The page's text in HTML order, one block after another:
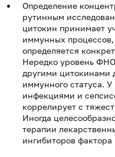
Определение
рутинным
цитокин принимает
иммунных процессов,
определяется
Нередко уровень
другими цитокинами
иммунного статуса.
инфекциями и
коррелирует с
Иногда
терапии
ингибиторов фактора